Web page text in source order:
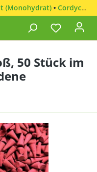
(Monohydrat) • Cordyceps sinensis
50 Stück im